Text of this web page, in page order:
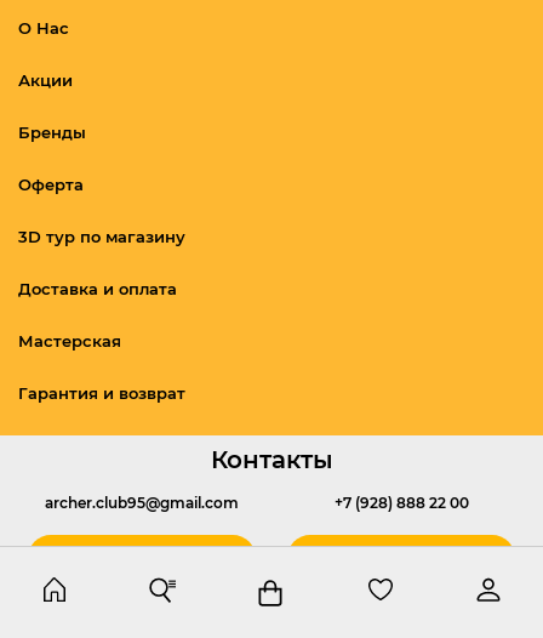
О Нас
Акции
Бренды
Оферта
3D тур по магазину
Доставка и оплата
Мастерская
Гарантия и возврат
Контакты
archer.club95@gmail.com +7 (928) 888 22 00